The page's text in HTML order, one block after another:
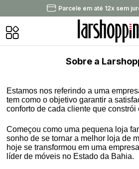
Parcele em até 12x sem jurossem
Sobre a
Estamos nos referindo a uma
tem como o objetivo garantir a
conforto de cada cliente que constrói
Começou como uma pequena loja
sonho de se tornar a melhor loja de
hoje se transformou em uma
líder de móveis no Estado da Bahia.